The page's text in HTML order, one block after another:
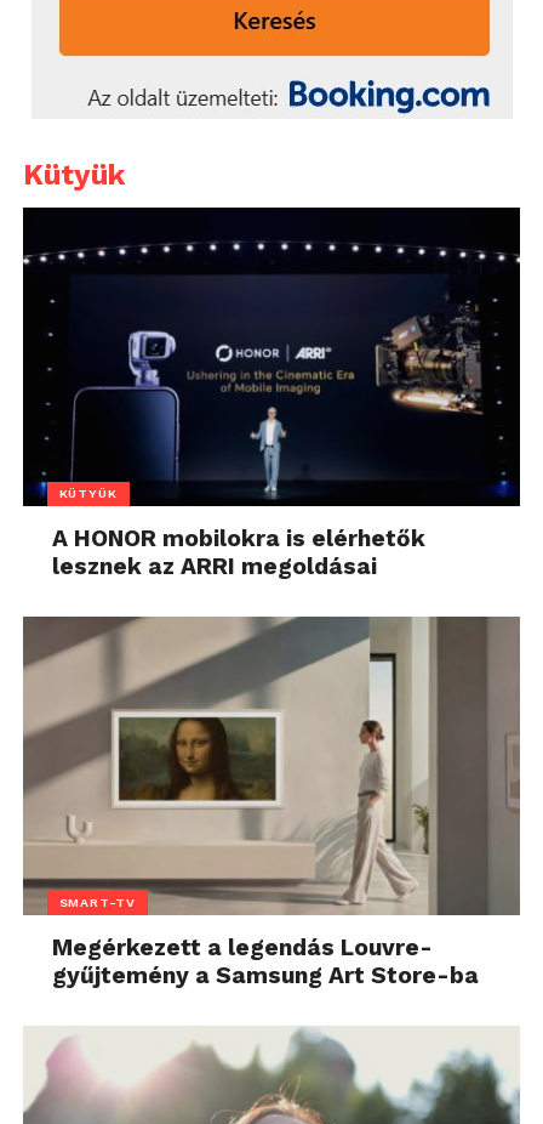
Kütyük
KÜTYÜK
A HONOR mobilokra is elérhetők
lesznek az ARRI megoldásai
SMART-TV
Megérkezett a legendás Louvre-
gyűjtemény a Samsung Art Store-ba